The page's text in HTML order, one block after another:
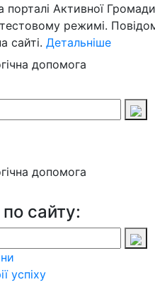
порталі Активної
режимі.
сайті. Детальніше
допомога
допомога
сайту:
успіху